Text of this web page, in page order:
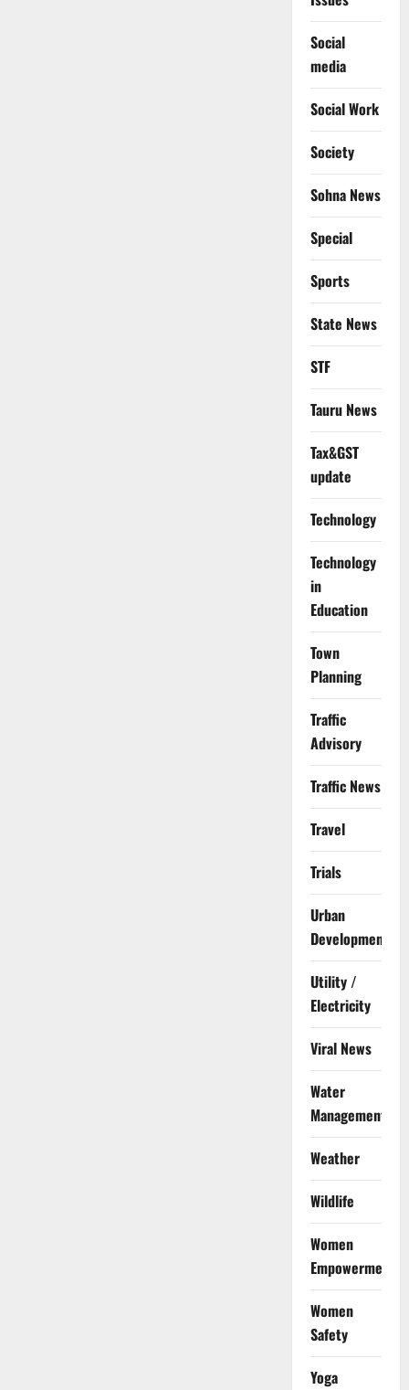
Social
media
Social Work
Society
Sohna News
Special
Sports
State News
STF
Tauru News
Tax&GST
update
Technology
Technology
in
Education
Town
Planning
Traffic
Advisory
Traffic News
Travel
Trials
Urban
Development
Utility /
Electricity
Viral News
Water
Management
Weather
Wildlife
Women
Empowerment
Women
Safety
Yoga